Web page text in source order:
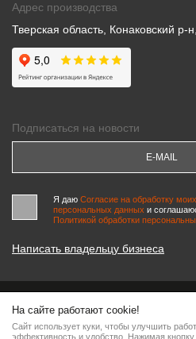
Адрес производства
Тверская область, Конаковский
Подписаться на новости
Я даю Согласие на обработку моих
персональных данных и
Политикой обработки
Написать владельцу бизнеса
© 2000-2026 «МАСТЕРСКИЕ
Информация на сайте является
На сайте работают cookie!
Сайт использует куки, чтобы улучшить
эффективность и удобство. Нажимая